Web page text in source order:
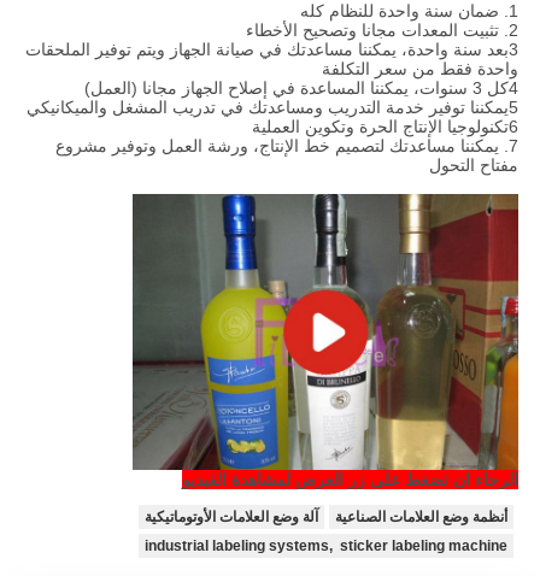
1. ضمان سنة واحدة للنظام كله
2. تثبيت المعدات مجانا وتصحيح الأخطاء
3بعد سنة واحدة، يمكننا مساعدتك في صيانة الجهاز ويتم توفير الملحقات
واحدة فقط من سعر التكلفة
4كل 3 سنوات، يمكننا المساعدة في إصلاح الجهاز مجانا (العمل)
5يمكننا توفير خدمة التدريب ومساعدتك في تدريب المشغل والميكانيكي
6تكنولوجيا الإنتاج الحرة وتكوين العملية
7. يمكننا مساعدتك لتصميم خط الإنتاج، ورشة العمل وتوفير مشروع
مفتاح التحول
الرجاء ان تضغط على زر العرض لمشاهدة الفيديو
أنظمة وضع العلامات الصناعية
آلة وضع العلامات الأوتوماتيكية
industrial labeling systems, sticker labeling machine